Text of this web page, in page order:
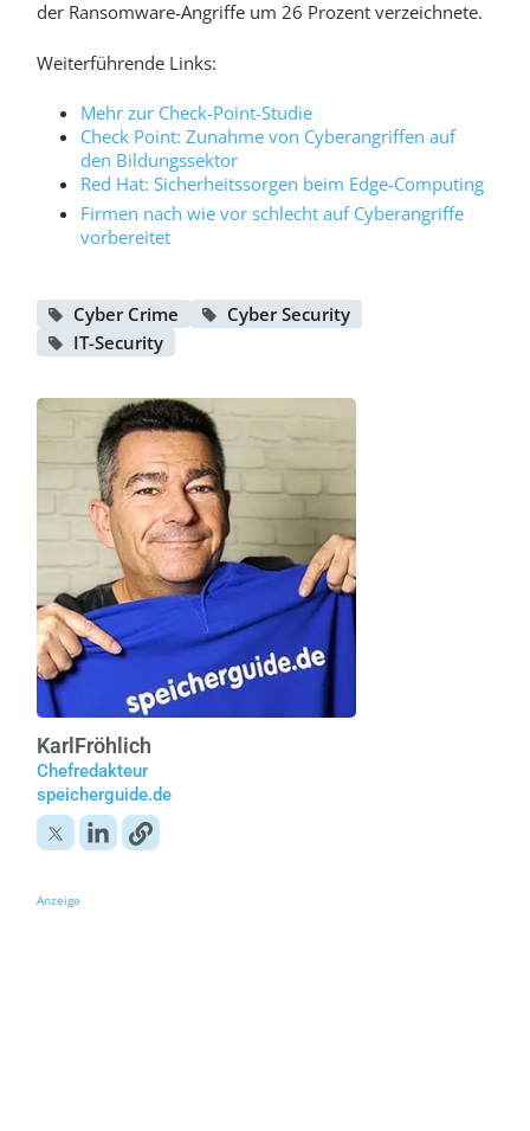
der Ransomware-Angriffe um 26 Prozent verzeichnete.
Weiterführende Links:
Mehr zur Check-Point-Studie
Check Point: Zunahme von Cyberangriffen auf
den Bildungssektor
Red Hat: Sicherheitssorgen beim Edge-Computing
Firmen nach wie vor schlecht auf Cyberangriffe
vorbereitet
Cyber Crime
Cyber Security
IT-Security
KarlFröhlich
Chefredakteur
speicherguide.de
Anzeige